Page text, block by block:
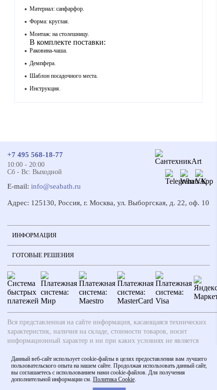
Материал: санфарфор.
Форма: круглая.
Монтаж: на столешницу.
В комплекте поставки:
Раковина-чаша.
Демпфера.
Шаблон посадочного места.
Инструкция.
ГОТОВЫЕ РЕШЕНИЯ
ИНФОРМАЦИЯ
+7 495 568-18-77
E-mail: info@seabath.ru
Адрес: 125130, Россия, г. Москва, ул. Выборгская, д. 22, оф. 10
10:00 - 20:00
Сб - Вс: Выходной
Вся представленная на сайте информация, касающаяся технических
характеристик, наличия на складе, стоимости товаров, носит
информационный характер и ни при каких условиях не является
Гражданского кодекса РФ. Производители вправе вносить
изменения в технические характеристики, внешний вид и
комплектацию товаров без предварительного уведомления. Заказ
считается действительным после согласования с менеджером.
Данный веб-сайт использует cookie-файлы в целях предоставления вам лучшего
пользовательского опыта на нашем сайте. Продолжая использовать данный сайт,
вы соглашаетесь с использованием нами cookie-файлов. Для получения
дополнительной информации см. Политика Cookie.